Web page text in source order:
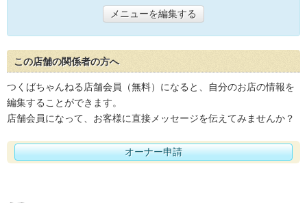
メニューを編集する
この店舗の関係者の方へ
つくばちゃんねる店舗会員（無料）になると、自分のお店の情報を
編集することができます。
店舗会員になって、お客様に直接メッセージを伝えてみませんか？
オーナー申請